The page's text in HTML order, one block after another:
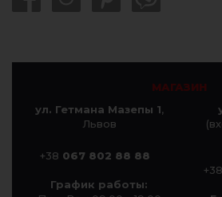
МАГАЗИН
ул. Гетмана Мазепы 1,
Львов
+38 067 802 88 88
График работы:
+38